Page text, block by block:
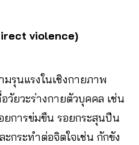
violence)
รุนแรงในเชิงกายภาพ
ยวะร่างกายตัวบุคคล เช่น
การข่มขืน รอยกระสุนปืน
กระทำต่อจิตใจเช่น กักขัง